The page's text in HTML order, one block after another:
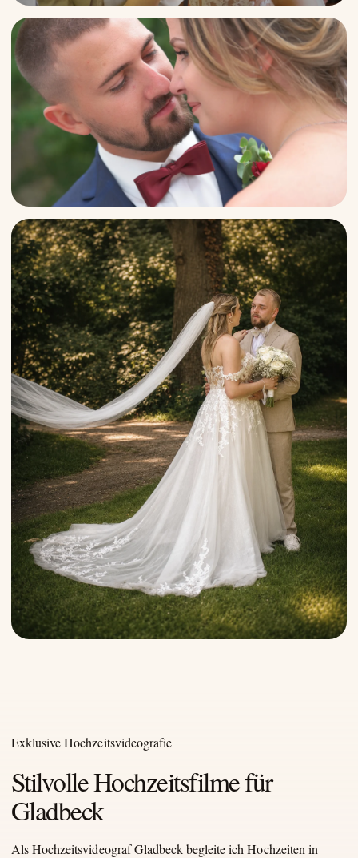
Exklusive Hochzeitsvideografie
Stilvolle Hochzeitsfilme für
Gladbeck
Als Hochzeitsvideograf Gladbeck begleite ich Hochzeiten in